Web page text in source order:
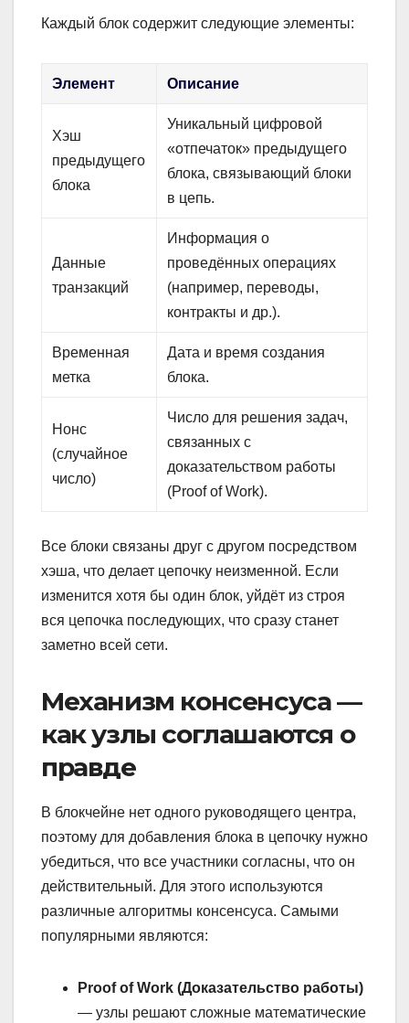
Каждый блок содержит следующие элементы:
Элемент Описание
Хэш
предыдущего
блока
Уникальный цифровой
«отпечаток» предыдущего
блока, связывающий блоки
в цепь.
Данные
транзакций
Информация о
проведённых операциях
(например, переводы,
контракты и др.).
Временная
метка
Дата и время создания
блока.
Нонc
(случайное
число)
Число для решения задач,
связанных с
доказательством работы
(Proof of Work).
Все блоки связаны друг с другом посредством
хэша, что делает цепочку неизменной. Если
изменится хотя бы один блок, уйдёт из строя
вся цепочка последующих, что сразу станет
заметно всей сети.
Механизм консенсуса —
как узлы соглашаются о
правде
В блокчейне нет одного руководящего центра,
поэтому для добавления блока в цепочку нужно
убедиться, что все участники согласны, что он
действительный. Для этого используются
различные алгоритмы консенсуса. Самыми
популярными являются:
Proof of Work (Доказательство работы)
— узлы решают сложные математические